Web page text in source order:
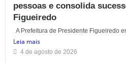
pessoas e consolida
Figueiredo
A Prefeitura de Presidente Figueiredo
Leia mais
4 de agosto de 2026